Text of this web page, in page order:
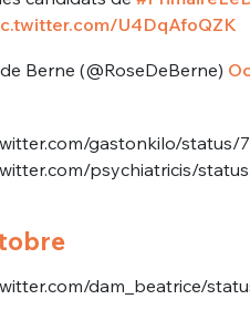
U4DqAfoQZK
Berne (@RoseDeBerne)
gastonkilo/status/
psychiatricis/
dam_beatrice/